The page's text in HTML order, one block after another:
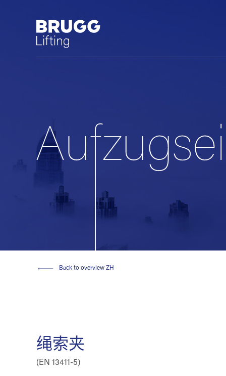
Back to overview ZH
绳索夹
(EN 13411-5)
中文 (中国)